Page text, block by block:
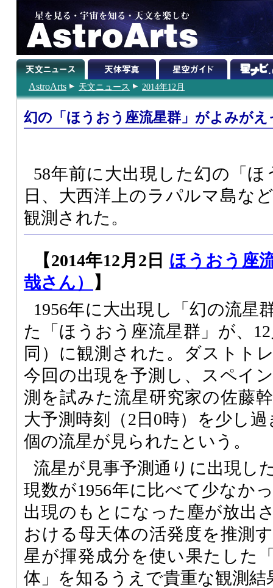
AstroArts 天文ニュース 2014年12月
幻の「ほうおう座流星群」がよみがえ
58年前に大出現した幻の「
日、大西洋上のラパルマ島な
観測された。
【2014年12月2日 ほうおう座
哉さん）
】
1956年に大出現し「幻の流星
た「ほうおう座流星群」が、
同）に観測された。ダストト
今回の出現を予測し、スペイ
測を試みた流星研究家の佐藤
大予測時刻（2日0時）を少し
個の流星が見られたという。
流星が見事予測通りに出現し
現数が1956年に比べて少なか
出現のもとになった塵が放出
おける母天体の活発度を推測
星が揮発成分を使い果たした
体」を知るうえで貴重な観測